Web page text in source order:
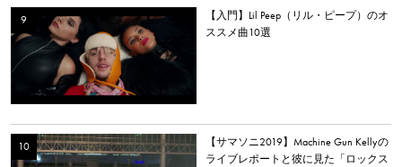
【入門】Lil Peep（リル・ピープ）のオ
ススメ曲10選
【サマソニ2019】Machine Gun Kellyの
ライブレポートと彼に見た「ロックス